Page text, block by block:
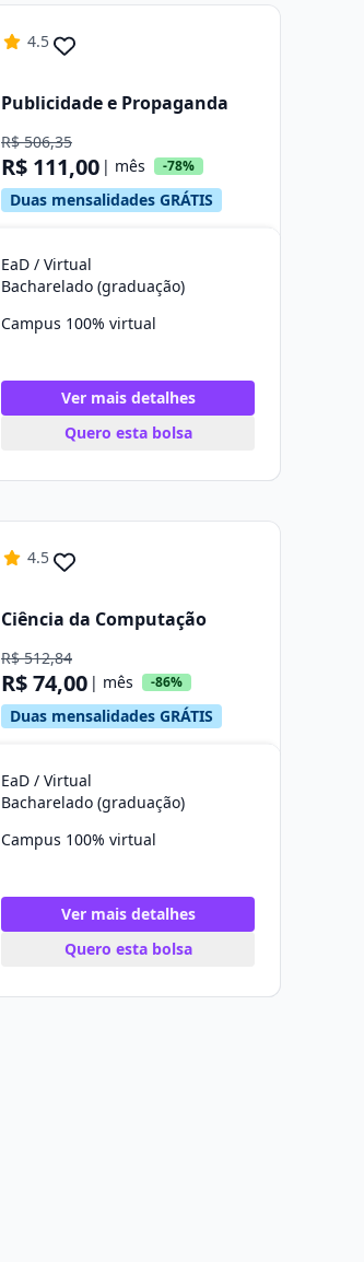
4.5
Publicidade e Propaganda
R$ 506,35
R$ 111,00 | mês -78%
Duas mensalidades GRÁTIS
EaD / Virtual
Bacharelado (graduação)
Campus 100% virtual
Ver mais detalhes
Quero esta bolsa
4.5
Ciência da Computação
R$ 512,84
R$ 74,00 | mês -86%
Duas mensalidades GRÁTIS
EaD / Virtual
Bacharelado (graduação)
Campus 100% virtual
Ver mais detalhes
Quero esta bolsa